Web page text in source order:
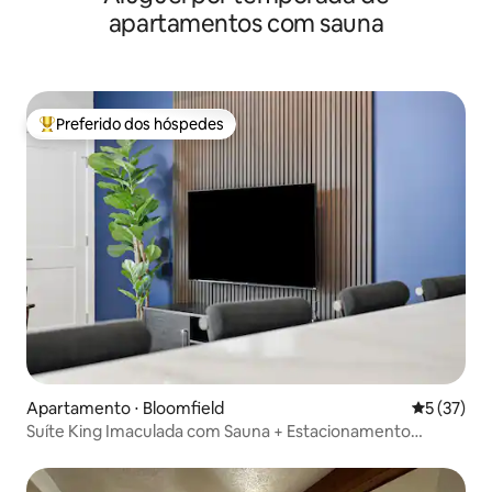
apartamentos com sauna
Entre os melhores preferidos dos hóspedes
Preferido dos hóspedes
Apartamento ⋅ Bloomfield 5 de uma
5 (37)
Suíte King Imaculada com Sauna + Estacionamento